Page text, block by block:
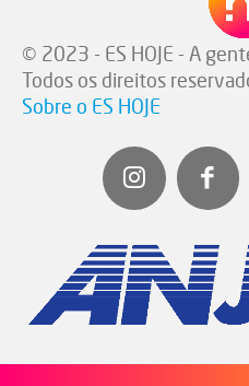
© 2023 - ES HOJE - A
Todos os direitos
Sobre o ES HOJE